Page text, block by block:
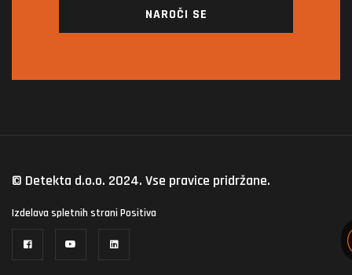
NAROČI SE
© Detekta d.o.o. 2024. Vse pravice pridržane.
Izdelava spletnih strani Positiva